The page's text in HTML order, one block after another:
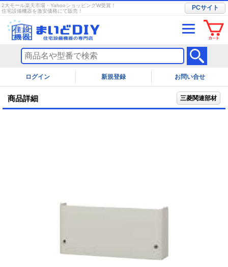
2大モール楽天市場・YahooショッピングW受賞！
住宅設備機器を激安価格にて販売！
PCサイト
ログイン お問い合せ
商品詳細 三菱関連部材